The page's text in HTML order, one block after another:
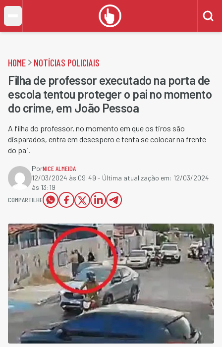
HOME NOTÍCIAS POLICIAIS
Filha de professor executado na porta de
escola tentou proteger o pai no momento
do crime, em João Pessoa
A filha do professor, no momento em que os tiros são
disparados, entra em desespero e tenta se colocar na frente
do pai.
PorNICE ALMEIDA
12/03/2024 às 09:49 - Última atualização em: 12/03/2024
às 13:19
COMPARTILHE